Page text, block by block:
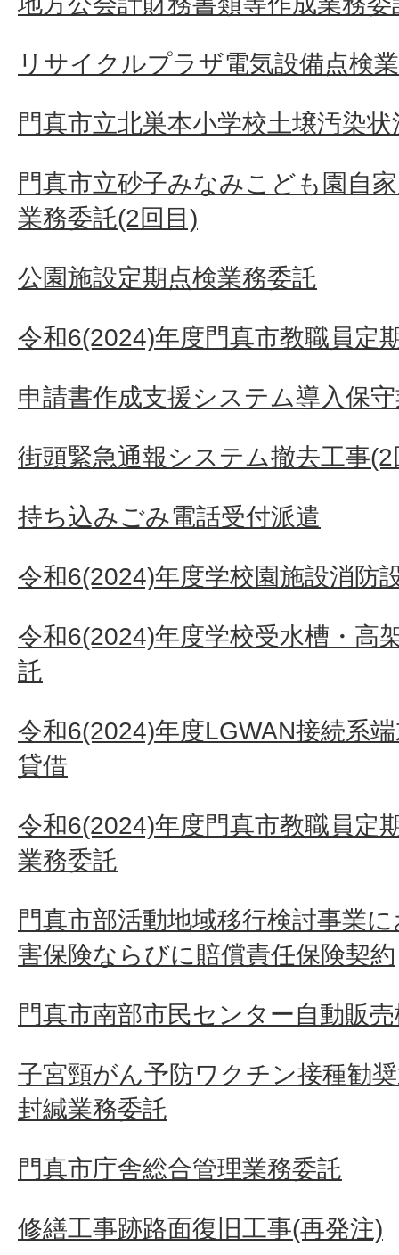
リサイクルプラザ電気設備点検
門真市立北巣本小学校土壌汚染
門真市立砂子みなみこども園自
業務委託(2回目)
公園施設定期点検業務委託
令和6(2024)年度門真市教職員定
申請書作成支援システム導入保
街頭緊急通報システム撤去工事(2
持ち込みごみ電話受付派遣
令和6(2024)年度学校園施設消防
令和6(2024)年度学校受水槽・高
託
令和6(2024)年度LGWAN接続系
貸借
令和6(2024)年度門真市教職員定
業務委託
門真市部活動地域移行検討事業
害保険ならびに賠償責任保険契約
門真市南部市民センター自動販
子宮頸がん予防ワクチン接種勧
封緘業務委託
門真市庁舎総合管理業務委託
修繕工事跡路面復旧工事(再発注)